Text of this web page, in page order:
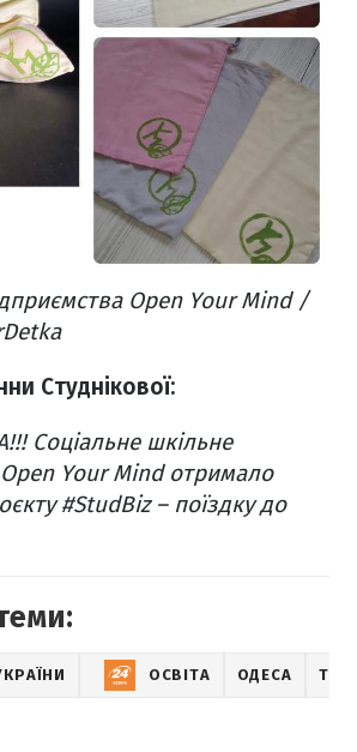
Open Your Mind /
Студнікової:
Соціальне шкільне
Your Mind отримало
#StudBiz – поїздку до
ОСВІТА ОДЕСА